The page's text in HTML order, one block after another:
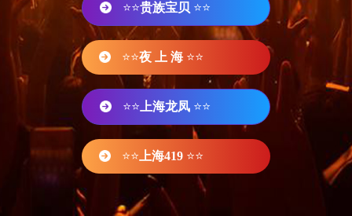
⭐⭐贵族宝贝 ⭐⭐
⭐⭐夜 上 海 ⭐⭐
⭐⭐ 上海龙凤 ⭐⭐
⭐⭐ 上海419 ⭐⭐